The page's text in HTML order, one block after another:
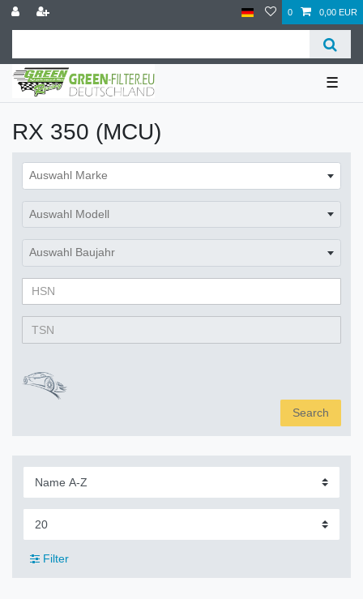
0 0,00 EUR
☰
RX 350 (MCU)
Auswahl Marke
Auswahl Modell
Auswahl Baujahr
Search
Filter